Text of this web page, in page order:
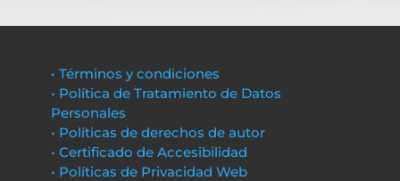
• Términos y condiciones
• Política de Tratamiento de Datos
Personales
• Políticas de derechos de autor
• Certificado de Accesibilidad
• Políticas de Privacidad Web